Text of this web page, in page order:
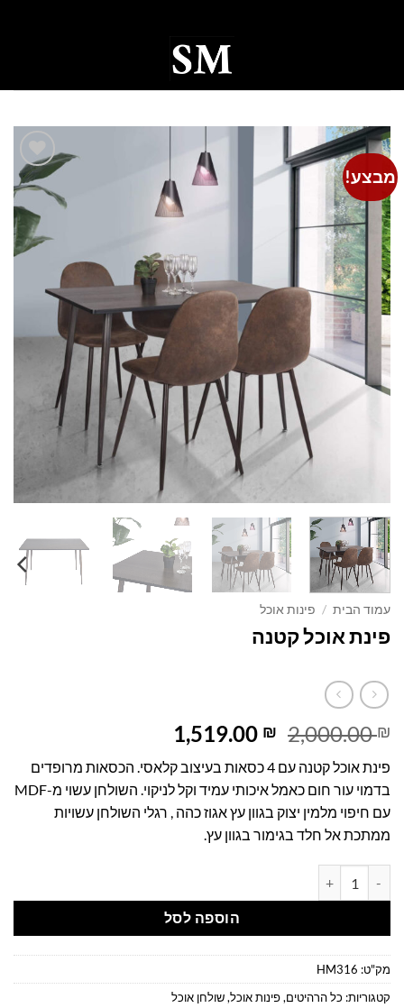
מבצע!
Add to
wishlist
עמוד הבית / פינות אוכל
פינת אוכל קטנה
2,000.00₪
המחיר
היה:
2,000.00 ₪.
1,519.00 ₪
הנוכחי
הוא:
1,519.00 ₪.
פינת אוכל קטנה עם 4 כסאות בעיצוב קלאסי. הכסאות מרופדים
בדמוי עור חום כאמל איכותי עמיד וקל לניקוי. השולחן עשוי מ-MDF
עם חיפוי מלמין יצוק בגוון עץ אגוז כהה , רגלי השולחן עשויות
ממתכת אל חלד בגימור בגוון עץ.
הוספה לסל
מק"ט: HM316
קטגוריות: כל הרהיטים,פינות אוכל,שולחן אוכל